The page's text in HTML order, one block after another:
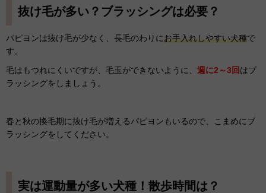
抜け毛が多い？ブラッシングは必要？
パピヨンは抜け毛が少なく、長毛のわりにお手入れしやすい犬種で
す。
毛はもつれにくいですが、毛玉ができないように、 週に2～3回はブ
ラッシングをしましょう。
春と秋の換毛期に抜け毛が増えるパピヨンもいるので、こまめにブ
ラッシングをしてください。
実は運動量が多い犬種！散歩時間は？